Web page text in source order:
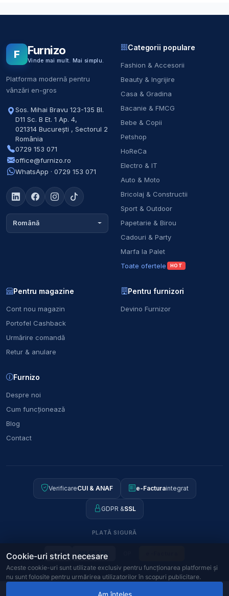
F Furnizo
Vinde mai mult. Mai simplu.
Platforma modernă pentru
vânzări en-gros
Sos. Mihai Bravu 123-135 Bl.
D11 Sc. B Et. 1 Ap. 4,
021314 București , Sectorul 2
România
0729 153 071
office@furnizo.ro
WhatsApp · 0729 153 071
Română
Categorii populare
Fashion & Accesorii
Beauty & Ingrijire
Casa & Gradina
Bacanie & FMCG
Bebe & Copii
Petshop
HoReCa
Electro & IT
Auto & Moto
Bricolaj & Constructii
Sport & Outdoor
Papetarie & Birou
Cadouri & Party
Marfa la Palet
Toate ofertele
HOT
Pentru magazine
Cont nou magazin
Portofel Cashback
Urmărire comandă
Retur & anulare
Pentru furnizori
Devino Furnizor
Furnizo
Despre noi
Cum funcționează
Blog
Contact
VerificareCUI & ANAF e-Facturaintegrat
GDPR &SSL
PLATĂ SIGURĂ
VISA MAESTRO
Cookie-uri strict necesare
Aceste cookie-uri sunt utilizate exclusiv pentru funcționarea platformei și
nu sunt folosite pentru urmărirea utilizatorilor în scopuri publicitare.
Am înțeles